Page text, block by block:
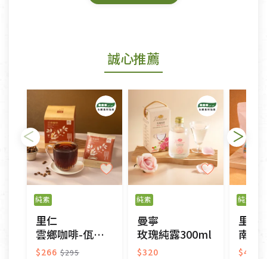
鑑賞期商品說明：
若您購買的商品有下列「不適用七天鑑賞期商品」情
形者，除商品瑕疵以外，恕不接受退換貨.
依消保法之規定提供該商品七天免費鑑賞期(含例假
日)的服務，原則上若商品未經使用或被汙損(除商品
瑕疵)，一般皆可申請退換貨。
不適用七天鑑賞期商品：
以數位或電磁紀錄形式儲存之商品、易於變質或損壞
之商品、以及性質上無法或不適合退換之商品：如
CD、VCD、DVD、電腦軟體，若產品瑕疵無法讀取僅
接受原片換新。
衣飾鞋類-如T恤，如於送達後水洗或污損者。
美容保養用品、內衣褲、襪子、口罩等私人消耗性產
誠心推薦
純素
里仁
雲鄉咖啡-佤香之息(濾掛式)
$266 $295
純素
曼寧
玫瑰純露300ml
$320
純素
里仁
南非國
$400